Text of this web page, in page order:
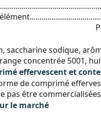
saccharine sodique,
concentrée 5001,
effervescent et
de comprimé
pas être
le marché